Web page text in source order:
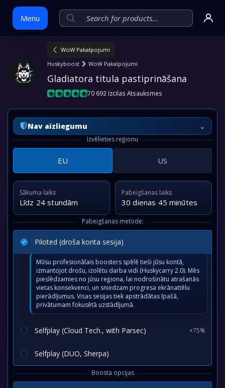
Menu
Skip
WoW Pakalpojumi
Huskyboost
WoW Pakalpojumi
Gladiatora titula pastiprināšana
70 692 Izcilas Atsauksmes
Nav aizliegumu ⌄
Izvēlieties reģionu
EU US
Sākuma laiks
Līdz 24 stundām
Pabeigšanas laiks
30 dienas 45 minūtes
Pabeigšanas metode:
Piloted (droša konta sesija)
Mūsu profesionālais boosters spēlē tieši jūsu kontā,
izmantojot drošu, izolētu darba vidi (Huskycarry 2.0). Mēs
pieslēdzamies no jūsu reģiona, lai nodrošinātu atrašanās
vietas konsekvenci, un sniedzam progresa ekrānattēlu
pierādījumus. Visas sesijas tiek apstrādātas īpašā,
privātumam fokusētā uzstādījumā.
Selfplay (Cloud Tech., with Parsec) +75%
Selfplay (DUO, Sherpa)
Boosta opcijas